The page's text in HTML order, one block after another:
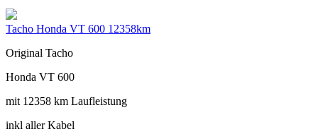
Tacho Honda VT 600 12358km
Original Tacho
Honda VT 600
mit 12358 km Laufleistung
inkl aller Kabel